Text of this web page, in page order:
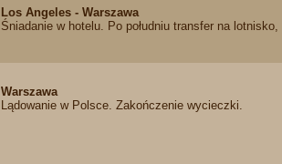
Los Angeles - Warszawa
Śniadanie w hotelu. Po południu transfer na
Warszawa
Lądowanie w Polsce. Zakończenie wycieczki.